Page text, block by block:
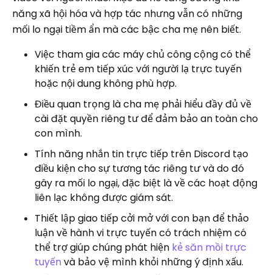
năng xã hội hóa và hợp tác nhưng vẫn có những
mối lo ngại tiềm ẩn mà các bậc cha mẹ nên biết.
Việc tham gia các máy chủ công cộng có thể
khiến trẻ em tiếp xúc với người lạ trực tuyến
hoặc nội dung không phù hợp.
Điều quan trọng là cha mẹ phải hiểu đầy đủ về
cài đặt quyền riêng tư để đảm bảo an toàn cho
con mình.
Tính năng nhắn tin trực tiếp trên Discord tạo
điều kiện cho sự tương tác riêng tư và do đó
gây ra mối lo ngại, đặc biệt là về các hoạt động
liên lạc không được giám sát.
Thiết lập giao tiếp cởi mở với con bạn để thảo
luận về hành vi trực tuyến có trách nhiệm có
thể trợ giúp chúng phát hiện kẻ săn mồi trực
tuyến và bảo vệ mình khỏi những ý định xấu.